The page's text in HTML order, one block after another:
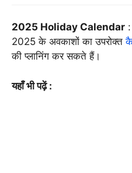
2025 Holiday Calendar
2025 के अवकाशों का उपरोक्त
की प्लानिंग कर सकते हैं।
यहाँ भी पढ़ें :